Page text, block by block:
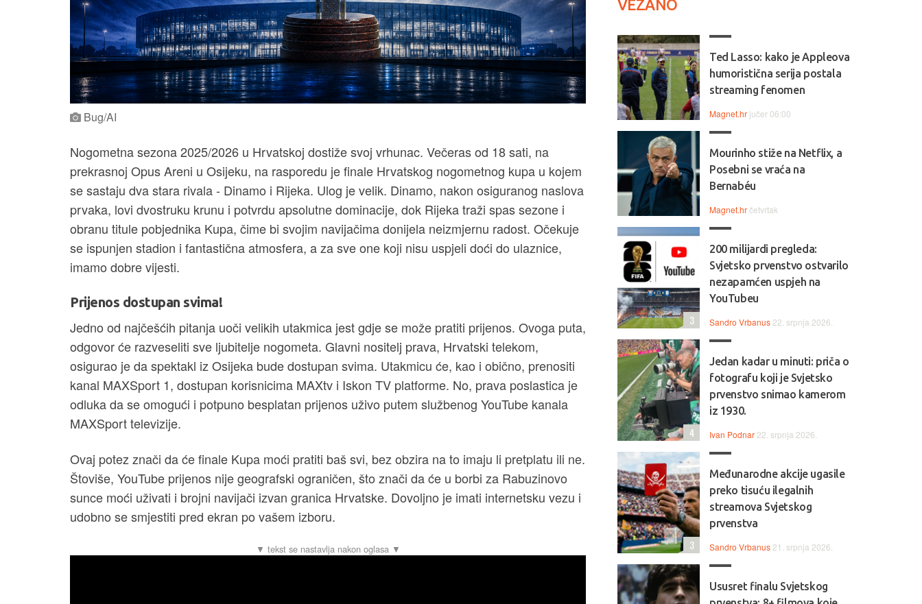
Bug/AI
Nogometna sezona 2025/2026 u Hrvatskoj dostiže svoj vrhunac. Večeras od 18 sati, na
prekrasnoj Opus Areni u Osijeku, na rasporedu je finale Hrvatskog nogometnog kupa u kojem
se sastaju dva stara rivala - Dinamo i Rijeka. Ulog je velik. Dinamo, nakon osiguranog naslova
prvaka, lovi dvostruku krunu i potvrdu apsolutne dominacije, dok Rijeka traži spas sezone i
obranu titule pobjednika Kupa, čime bi svojim navijačima donijela neizmjernu radost. Očekuje
se ispunjen stadion i fantastična atmosfera, a za sve one koji nisu uspjeli doći do ulaznice,
imamo dobre vijesti.
Prijenos dostupan svima!
Jedno od najčešćih pitanja uoči velikih utakmica jest gdje se može pratiti prijenos. Ovoga puta,
odgovor će razveseliti sve ljubitelje nogometa. Glavni nositelj prava, Hrvatski telekom,
osigurao je da spektakl iz Osijeka bude dostupan svima. Utakmicu će, kao i obično, prenositi
kanal MAXSport 1, dostupan korisnicima MAXtv i Iskon TV platforme. No, prava poslastica je
odluka da se omogući i potpuno besplatan prijenos uživo putem službenog YouTube kanala
MAXSport televizije.
Ovaj potez znači da će finale Kupa moći pratiti baš svi, bez obzira na to imaju li pretplatu ili ne.
Štoviše, YouTube prijenos nije geografski ograničen, što znači da će u borbi za Rabuzinovo
sunce moći uživati i brojni navijači izvan granica Hrvatske. Dovoljno je imati internetsku vezu i
udobno se smjestiti pred ekran po vašem izboru.
VEZANO
Ted Lasso: kako je Appleova
humoristična serija postala
streaming fenomen
Magnet.hr jučer 06:00
Mourinho stiže na Netflix, a
Posebni se vraća na
Bernabéu
Magnet.hrčetvrtak
200 milijardi pregleda:
Svjetsko prvenstvo ostvarilo
nezapamćen uspjeh na
YouTubeu
Sandro Vrbanus 22. srpnja 2026.
3
Jedan kadar u minuti: priča o
fotografu koji je Svjetsko
prvenstvo snimao kamerom
iz 1930.
Ivan Podnar 22. srpnja 2026.
4
Međunarodne akcije ugasile
preko tisuću ilegalnih
streamova Svjetskog
prvenstva
Sandro Vrbanus 21. srpnja 2026.
3
Ususret finalu Svjetskog